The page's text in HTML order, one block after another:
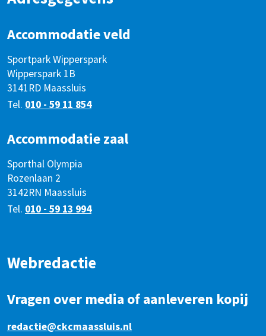
Accommodatie veld
Sportpark Wipperspark
Wipperspark 1B
3141RD Maassluis
Tel. 010 - 59 11 854
Accommodatie zaal
Sporthal Olympia
Rozenlaan 2
3142RN Maassluis
Tel. 010 - 59 13 994
Webredactie
Vragen over media of aanleveren kopij
redactie@ckcmaassluis.nl